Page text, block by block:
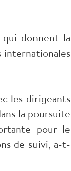
donnent la
les dirigeants
la poursuite
pour le
de suivi, a-t-